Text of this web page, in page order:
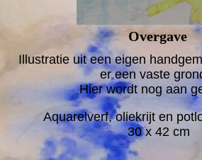
Overgave
Illustratie uit een eigen
er een vaste
Hier wordt nog aan
Aquarelverf, oliekrijt en
30 x 42 cm